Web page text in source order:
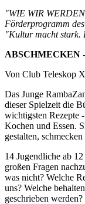
"WIE WIR
Förderprogramm
"Kultur macht stark.
ABSCHMECKEN -
Von Club Teleskop
Das Junge
dieser Spielzeit die
wichtigsten Rezepte
Kochen und Essen.
gestalten,
14 Jugendliche ab
großen Fragen
was nicht? Welche
uns? Welche
geschrieben werden?